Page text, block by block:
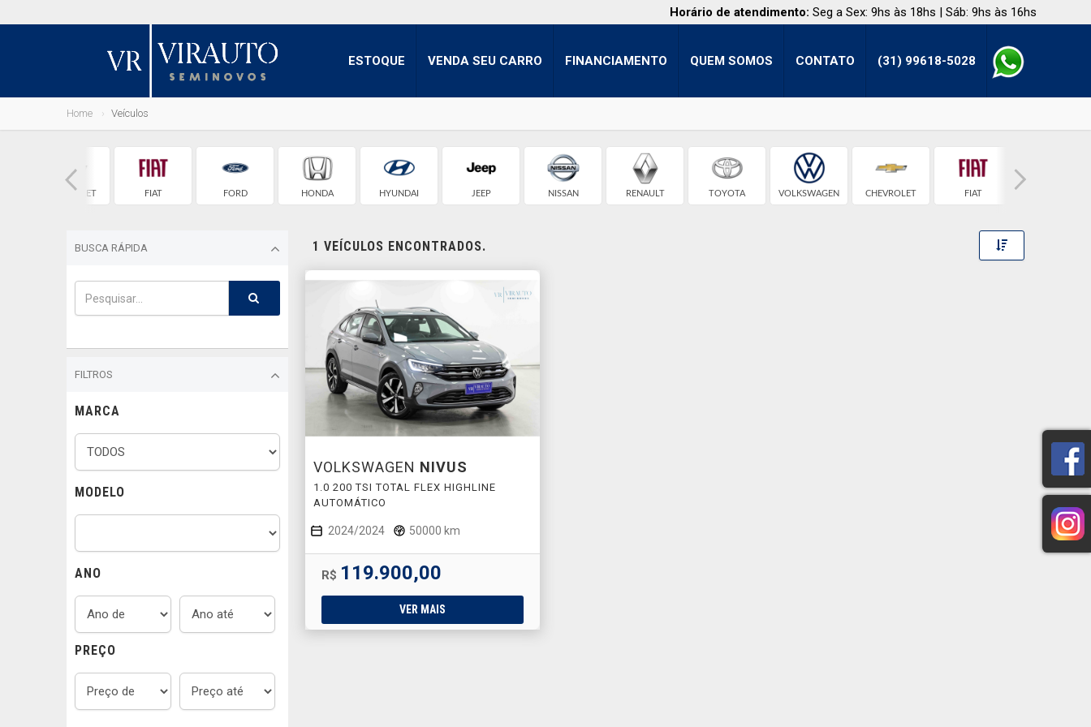
Horário de atendimento: Seg a Sex: 9hs às 18hs | Sáb: 9hs às 16hs
ESTOQUE VENDA SEU CARRO FINANCIAMENTO QUEM SOMOS CONTATO (31) 99618-5028
Home Veículos
CHEVROLET FIAT FORD HONDA HYUNDAI JEEP NISSAN RENAULT TOYOTA VOLKSWAGEN CHEVROLET FIAT
BUSCA RÁPIDA
FILTROS
MARCA
MODELO
ANO
PREÇO
1 VEÍCULOS ENCONTRADOS. Toggle
VOLKSWAGEN NIVUS
1.0 200 TSI TOTAL FLEX HIGHLINE
AUTOMÁTICO
2024/2024 50000 km
R$ 119.900,00
VER MAIS